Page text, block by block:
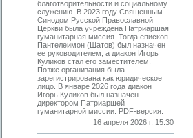
благотворительности и социальному
служению. В 2023 году Священным
Синодом Русской Православной
Церкви была учреждена Патриаршая
гуманитарная миссия. Тогда епископ
Пантелеимон (Шатов) был назначен
ее руководителем, а диакон Игорь
Куликов стал его заместителем.
Позже организация была
зарегистрирована как юридическое
лицо. В январе 2026 года диакон
Игорь Куликов был назначен
директором Патриаршей
гуманитарной миссии. PDF-версия.
16 апреля 2026 г. 15:30